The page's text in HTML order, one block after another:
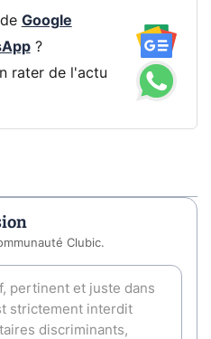
Google
?
rater de l'actu
Clubic.